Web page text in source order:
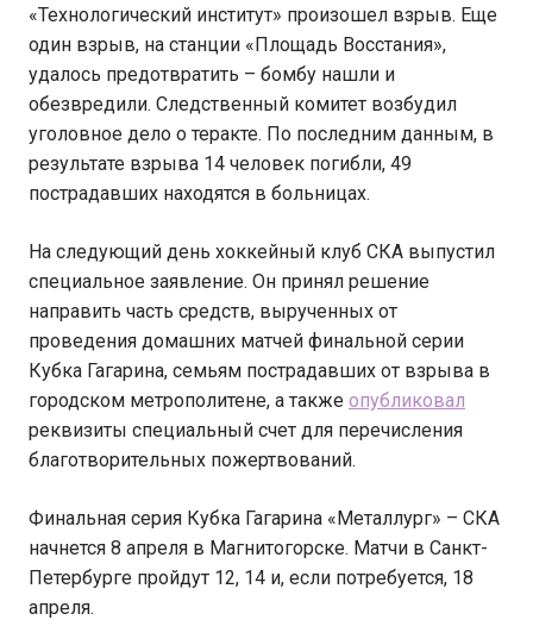
«Технологический институт» произошел взрыв. Еще
один взрыв, на станции «Площадь Восстания»,
удалось предотвратить – бомбу нашли и
обезвредили. Следственный комитет возбудил
уголовное дело о теракте. По последним данным, в
результате взрыва 14 человек погибли, 49
пострадавших находятся в больницах.
На следующий день хоккейный клуб СКА выпустил
специальное заявление. Он принял решение
направить часть средств, вырученных от
проведения домашних матчей финальной серии
Кубка Гагарина, семьям пострадавших от взрыва в
городском метрополитене, а также опубликовал
реквизиты специальный счет для перечисления
благотворительных пожертвований.
Финальная серия Кубка Гагарина «Металлург» – СКА
начнется 8 апреля в Магнитогорске. Матчи в Санкт-
Петербурге пройдут 12, 14 и, если потребуется, 18
апреля.